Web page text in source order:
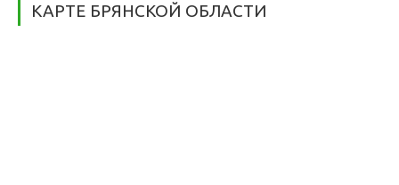
КАРТЕ БРЯНСКОЙ ОБЛАСТИ